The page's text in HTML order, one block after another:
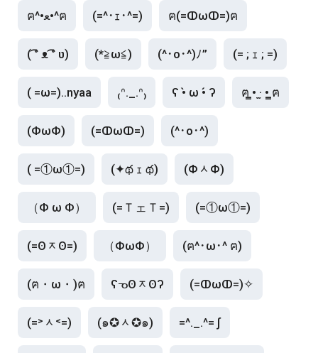
ฅ^•ﻌ•^ฅ (=^･ｪ･^=) ฅ(=ↀωↀ=)ฅ
( ͡° ᴥ ͡° ʋ) (*≧ω≦) (^･o･^)ﾉ” (= ; ｪ ; =)
( =ω=)..nyaa ₍ᐢ._.ᐢ₎ ʕ •̀ ω •́ ʔ ฅ ̳• ·̫ • ̳ฅ
(ΦωΦ) (=ↀωↀ=) (^･o･^)
( =①ω①=) (✦థ ｪ థ) (ΦᆺΦ)
（Φ ω Φ） (=ＴェＴ=) (=①ω①=)
(=ʘᆽʘ=) （ΦωΦ） (ฅ^･ω･^ ฅ)
(ฅ・ω・)ฅ ʕᓀʘᆽʘʔ (=ↀωↀ=)✧
(=˃ᆺ˂=) (๑✪ᆺ✪๑) =^._.^= ∫